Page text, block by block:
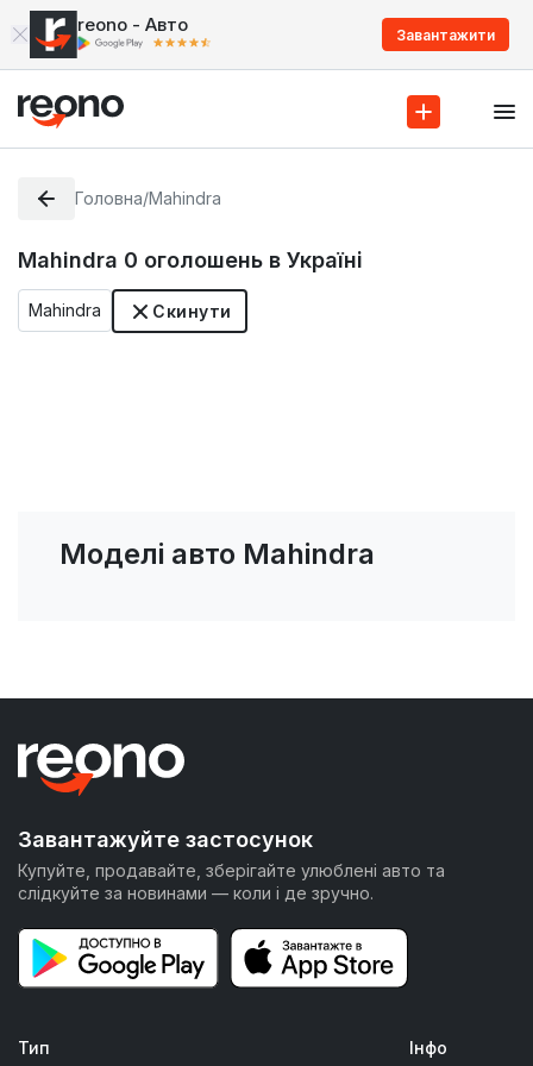
reono - Авто Завантажити
Головна/Mahindra
Mahindra 0 оголошень в Україні
Mahindra Скинути
Моделі авто Mahindra
Завантажуйте застосунок
Купуйте, продавайте, зберігайте улюблені авто та
слідкуйте за новинами — коли і де зручно.
Тип Інфо